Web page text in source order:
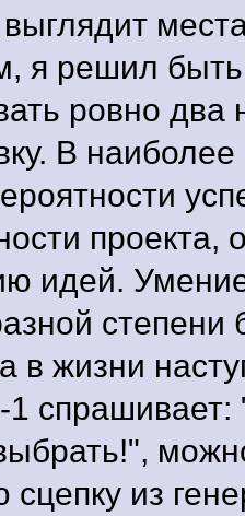
выглядит
я решил
ровно два
В
проекта,
идей.
в жизни
спрашивает:
сцепку из